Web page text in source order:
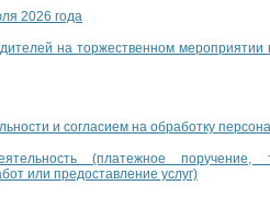
2026 года
на торжественном
и согласием на обработку
(платежное поручение,
или предоставление услуг)